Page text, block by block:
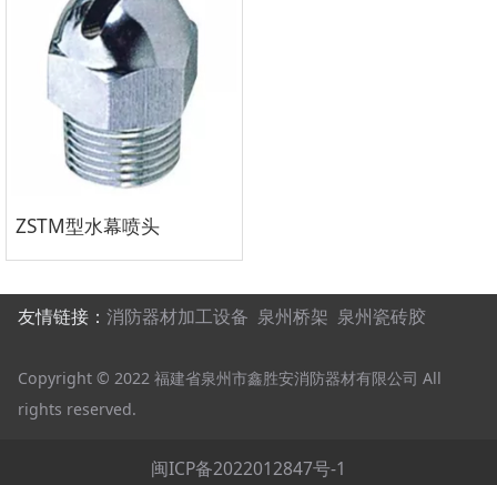
ZSTM型水幕喷头
友情链接： 消防器材加工设备 泉州桥架 泉州瓷砖胶
Copyright © 2022 福建省泉州市鑫胜安消防器材有限公司 All
rights reserved.
闽ICP备2022012847号-1